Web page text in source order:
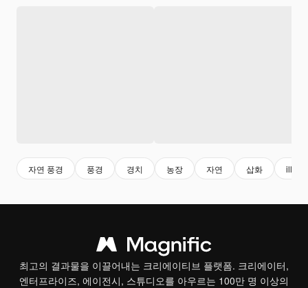
자연 풍경 풍경 경치 농장 자연 삽화
최고의 결과물을 이끌어내는 크리에이티브 플랫폼. 크리에이터,
엔터프라이즈, 에이전시, 스튜디오를 아우르는 100만 명 이상의